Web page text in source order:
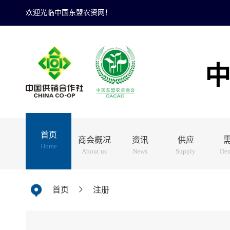
欢迎光临中国东盟农资网！
首页
Home
商会概况
About us
资讯
News
供应
Supply
首页 注册